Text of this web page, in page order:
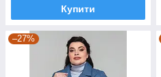
Купити
–27%